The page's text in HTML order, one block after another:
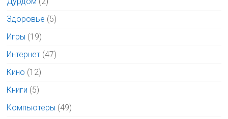
Здоровье (5)
Игры (19)
Интернет (47)
Кино (12)
Книги (5)
Компьютеры (49)